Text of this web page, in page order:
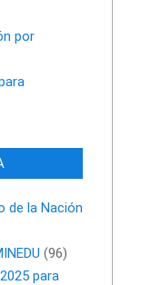
por
de la Nación
(96)
para